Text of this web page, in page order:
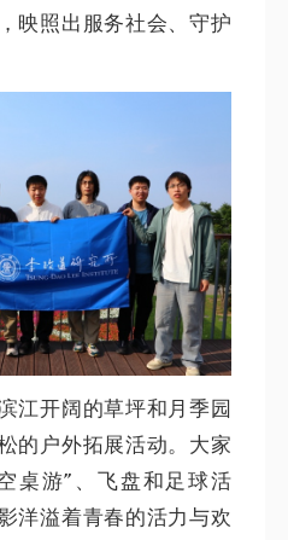
映照出服务社会、守护
江开阔的草坪和月季园
的户外拓展活动。大家
桌游”、飞盘和足球活
洋溢着青春的活力与欢